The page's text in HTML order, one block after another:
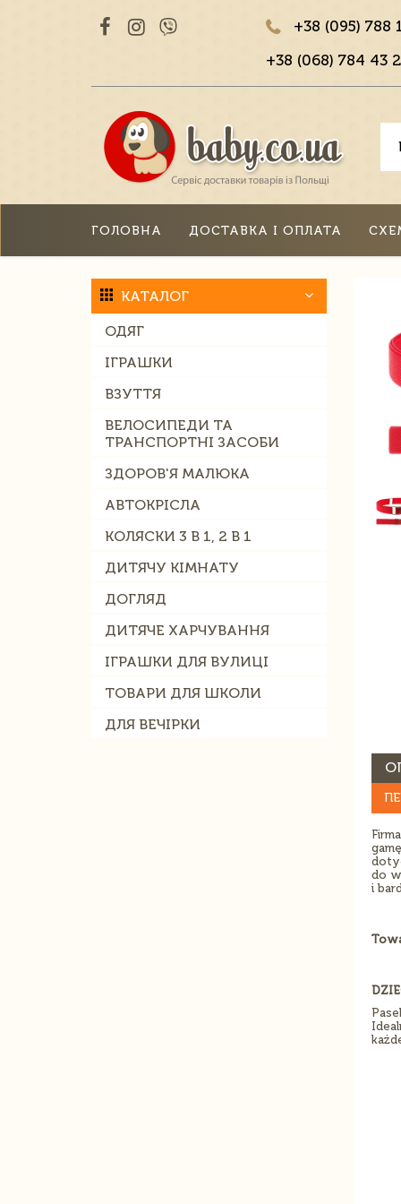
+38 (095) 788
+38 (068) 784 43
ГОЛОВНА ДОСТАВКА І ОПЛАТА
КАТАЛОГ
ОДЯГ
ІГРАШКИ
ВЗУТТЯ
ВЕЛОСИПЕДИ ТА
ТРАНСПОРТНІ ЗАСОБИ
ЗДОРОВ'Я МАЛЮКА
АВТОКРІСЛА
КОЛЯСКИ 3 В 1, 2 В 1
ДИТЯЧУ КІМНАТУ
ДОГЛЯД
ДИТЯЧЕ ХАРЧУВАННЯ
ІГРАШКИ ДЛЯ ВУЛИЦІ
ТОВАРИ ДЛЯ ШКОЛИ
ДЛЯ ВЕЧІРКИ
do
i